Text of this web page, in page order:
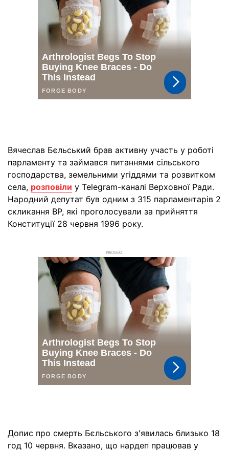
Вячеслав Бєльський брав активну участь у роботі
парламенту та займався питаннями сільського
господарства, земельними угіддями та розвитком
села, розповіли у Telegram-каналі Верховної Ради.
Народний депутат був одним з 315 парламентарів 2
скликання ВР, які проголосували за прийняття
Конституції 28 червня 1996 року.
РЕКЛАМА
Допис про смерть Бєльського з'явилась близько 18
год 10 червня. Вказано, що нардеп працював у